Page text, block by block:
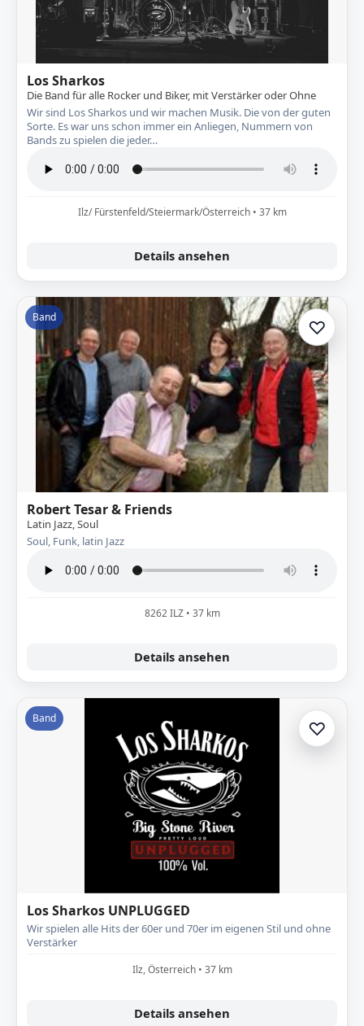
Los Sharkos
Die Band für alle Rocker und Biker, mit Verstärker oder Ohne
Wir sind Los Sharkos und wir machen Musik. Die von der guten
Sorte. Es war uns schon immer ein Anliegen, Nummern von
Bands zu spielen die jeder…
Ilz/ Fürstenfeld/Steiermark/Österreich • 37 km
Details ansehen
Band ♡Zur
Robert Tesar & Friends
Latin Jazz, Soul
Soul, Funk, latin Jazz
8262 ILZ • 37 km
Details ansehen
Band ♡Zur
Los Sharkos UNPLUGGED
Wir spielen alle Hits der 60er und 70er im eigenen Stil und ohne
Verstärker
Ilz, Österreich • 37 km
Details ansehen